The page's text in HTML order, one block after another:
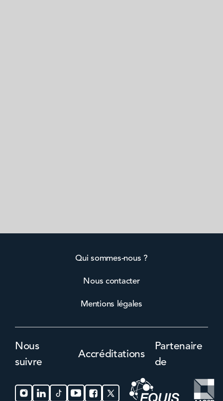
Qui sommes-nous ?
Nous contacter
Mentions légales
Nous
suivre
Accréditations
Partenaire
de